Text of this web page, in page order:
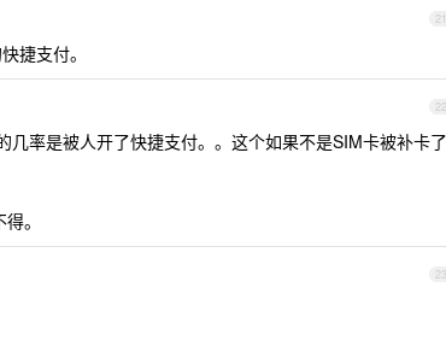
21
捷支付。
22
几率是被人开了快捷支付。。这个如果不是SIM卡被补卡了
。
23